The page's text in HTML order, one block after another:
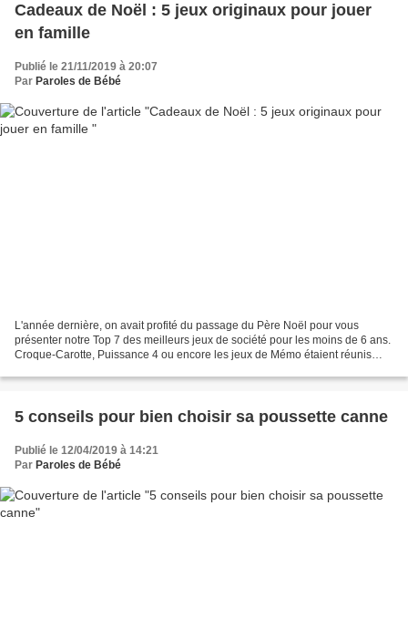
Cadeaux de Noël : 5 jeux originaux pour jouer
en famille
Publié le 21/11/2019 à 20:07
Par Paroles de Bébé
L'année dernière, on avait profité du passage du Père Noël pour vous
présenter notre Top 7 des meilleurs jeux de société pour les moins de 6 ans.
Croque-Carotte, Puissance 4 ou encore les jeux de Mémo étaient réunis
5 conseils pour bien choisir sa poussette canne
Publié le 12/04/2019 à 14:21
Par Paroles de Bébé